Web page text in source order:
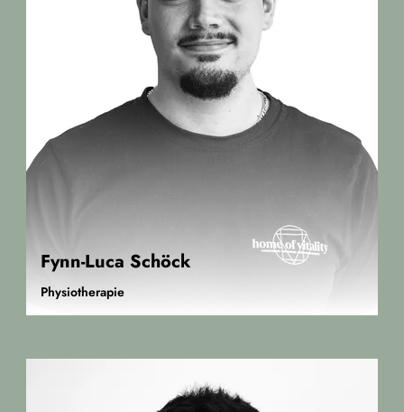
Fynn-Luca Schöck
Physiotherapie